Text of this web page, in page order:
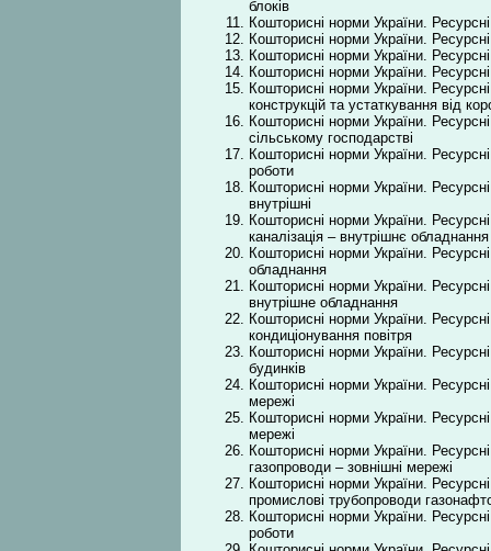
блоків
Кошторисні норми України.
Кошторисні норми України.
Кошторисні норми України.
Кошторисні норми України.
Кошторисні норми України.
конструкцій та устаткування від
Кошторисні норми України.
сільському господарстві
Кошторисні норми України.
роботи
Кошторисні норми України.
внутрішні
Кошторисні норми України.
каналізація – внутрішнє обладнання
Кошторисні норми України.
обладнання
Кошторисні норми України.
внутрішне обладнання
Кошторисні норми України.
кондиціонування повітря
Кошторисні норми України.
будинків
Кошторисні норми України.
мережі
Кошторисні норми України.
мережі
Кошторисні норми України.
газопроводи – зовнішні мережі
Кошторисні норми України.
промислові трубопроводи
Кошторисні норми України.
роботи